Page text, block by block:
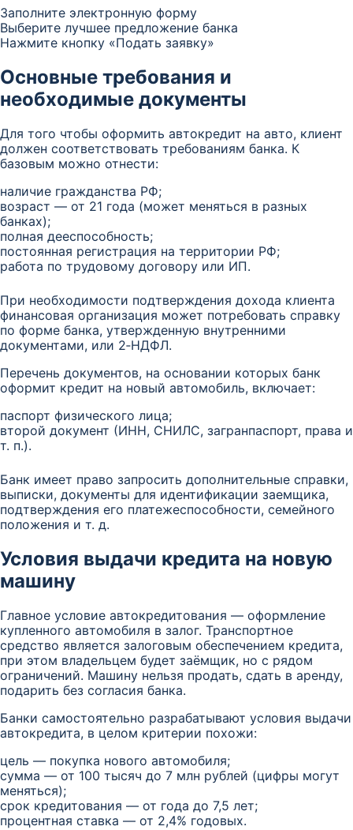
Заполните электронную форму
Выберите лучшее предложение банка
Нажмите кнопку «Подать заявку»
Основные требования и
необходимые документы
Для того чтобы оформить автокредит на авто, клиент
должен соответствовать требованиям банка. К
базовым можно отнести:
наличие гражданства РФ;
возраст — от 21 года (может меняться в разных
банках);
полная дееспособность;
постоянная регистрация на территории РФ;
работа по трудовому договору или ИП.
При необходимости подтверждения дохода клиента
финансовая организация может потребовать справку
по форме банка, утвержденную внутренними
документами, или 2‑НДФЛ.
Перечень документов, на основании которых банк
оформит кредит на новый автомобиль, включает:
паспорт физического лица;
второй документ (ИНН, СНИЛС, загранпаспорт, права и
т. п.).
Банк имеет право запросить дополнительные справки,
выписки, документы для идентификации заемщика,
подтверждения его платежеспособности, семейного
положения и т. д.
Условия выдачи кредита на новую
машину
Главное условие автокредитования — оформление
купленного автомобиля в залог. Транспортное
средство является залоговым обеспечением кредита,
при этом владельцем будет заёмщик, но с рядом
ограничений. Машину нельзя продать, сдать в аренду,
подарить без согласия банка.
Банки самостоятельно разрабатывают условия выдачи
автокредита, в целом критерии похожи:
цель — покупка нового автомобиля;
сумма — от 100 тысяч до 7 млн рублей (цифры могут
меняться);
срок кредитования — от года до 7,5 лет;
процентная ставка — от 2,4% годовых.